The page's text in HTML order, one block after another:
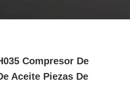
Compresor De
Aceite Piezas De